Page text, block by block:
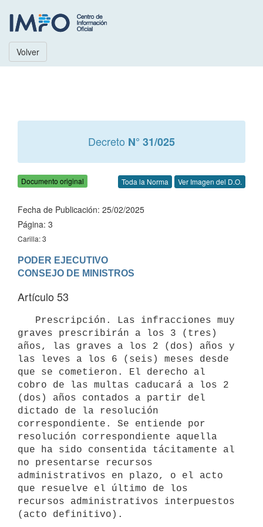
Volver
Decreto N° 31/025
Documento original Toda la Norma Ver Imagen del D.O.
Fecha de Publicación: 25/02/2025
Página: 3
Carilla: 3
PODER EJECUTIVO
Artículo 53
graves prescribirán a los 3 (tres)
años, las graves a los 2 (dos) años y
las leves a los 6 (seis) meses desde
que se cometieron. El derecho al
cobro de las multas caducará a los 2
(dos) años contados a partir del
dictado de la resolución
correspondiente. Se entiende por
resolución correspondiente aquella
que ha sido consentida tácitamente al
no presentarse recursos
administrativos en plazo, o el acto
que resuelve el último de los
recursos administrativos interpuestos